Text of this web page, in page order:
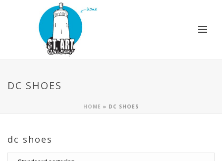
DC SHOES
HOME » DC SHOES
dc shoes